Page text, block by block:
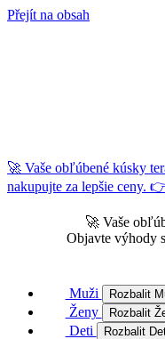
Přejít na obsah
🚀 Vaše obľúbené kúsky
nakupujte za lepšie ceny.
🚀 Vaše
Objavte výhody
Muži Rozbalit
Ženy Rozbalit
Deti Rozbalit